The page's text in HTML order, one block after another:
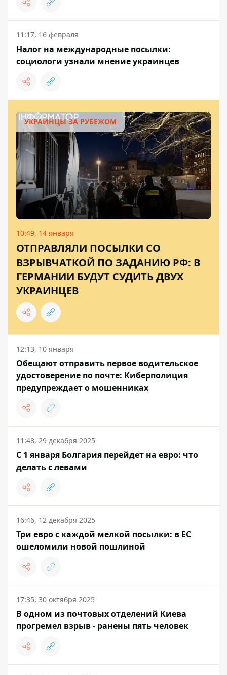
11:17, 16 февраля
Налог на международные посылки:
социологи узнали мнение украинцев
УКРАИНЦЫ ЗА РУБЕЖОМ
10:49, 14 января
ОТПРАВЛЯЛИ ПОСЫЛКИ СО
ВЗРЫВЧАТКОЙ ПО ЗАДАНИЮ РФ: В
ГЕРМАНИИ БУДУТ СУДИТЬ ДВУХ
УКРАИНЦЕВ
12:13, 10 января
Обещают отправить первое водительское
удостоверение по почте: Киберполиция
предупреждает о мошенниках
11:48, 29 декабря 2025
С 1 января Болгария перейдет на евро: что
делать с левами
16:46, 12 декабря 2025
Три евро с каждой мелкой посылки: в ЕС
ошеломили новой пошлиной
17:35, 30 октября 2025
В одном из почтовых отделений Киева
прогремел взрыв - ранены пять человек